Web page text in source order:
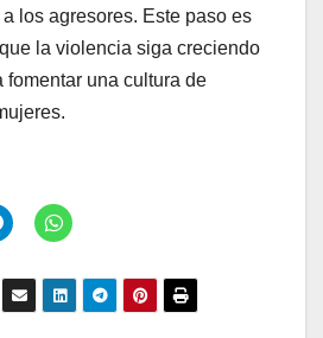
los agresores. Este paso es
la violencia siga creciendo
fomentar una cultura de